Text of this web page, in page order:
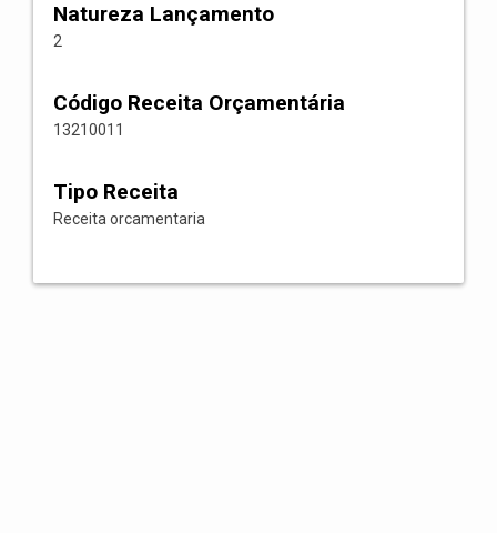
Natureza Lançamento
2
Código Receita Orçamentária
13210011
Tipo Receita
Receita orcamentaria